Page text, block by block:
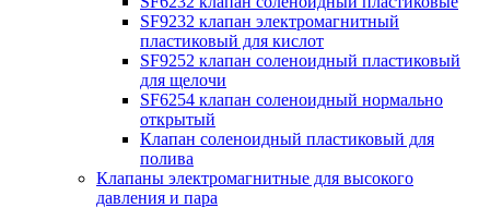
SF9232 клапан электромагнитный
пластиковый для кислот
SF9252 клапан соленоидный пластиковый
для щелочи
SF6254 клапан соленоидный нормально
открытый
Клапан соленоидный пластиковый для
полива
Клапаны электромагнитные для высокого
давления и пара